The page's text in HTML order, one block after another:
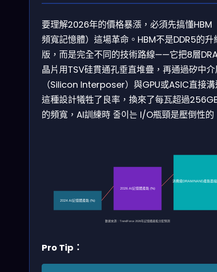
要理解2026年的價格暴漲，必須先搞懂HBM
頻寬記憶體）這場革命。HBM不是DDR5的升
版，而是完全不同的技術路線——它把8層
晶片用TSV硅貫通孔垂直堆疊，再通過矽中
（Silicon Interposer）與GPU或ASIC直接
這種設計犧牲了良率，換來了每瓦超過
的頻寬，AI訓練時 줄이는 I/O瓶頸是壓倒性的
2024 AI記憶體產能 (%)
2026 AI記憶體產能 (%)
消費級DRAM/NAND產能萎
數據來源：TrendForce 2026年記憶體產能分配預測
Pro Tip：